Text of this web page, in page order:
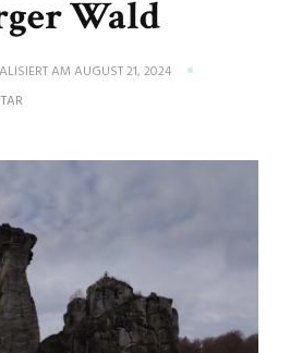
Wald
AM AUGUST 21, 2024